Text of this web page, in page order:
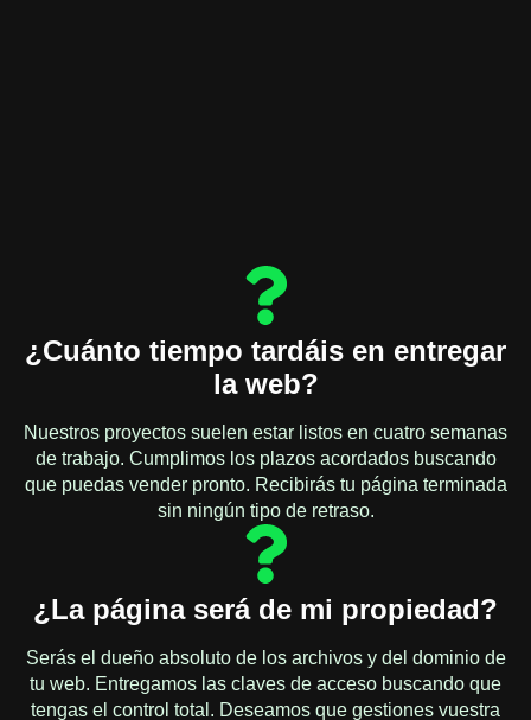
¿Cuánto tiempo tardáis en entregar
la web?
Nuestros proyectos suelen estar listos en cuatro semanas
de trabajo. Cumplimos los plazos acordados buscando
que puedas vender pronto. Recibirás tu página terminada
sin ningún tipo de retraso.
¿La página será de mi propiedad?
Serás el dueño absoluto de los archivos y del dominio de
tu web. Entregamos las claves de acceso buscando que
tengas el control total. Deseamos que gestiones vuestra